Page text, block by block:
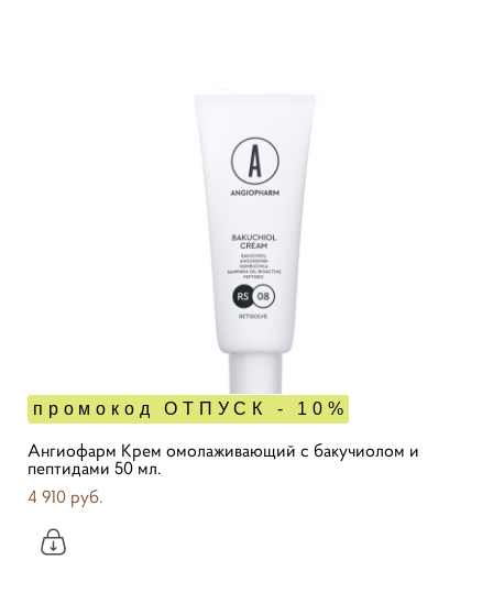
промокод ОТПУСК - 10%
Ангиофарм Крем омолаживающий с бакучиолом и
пептидами 50 мл.
4 910 pуб.